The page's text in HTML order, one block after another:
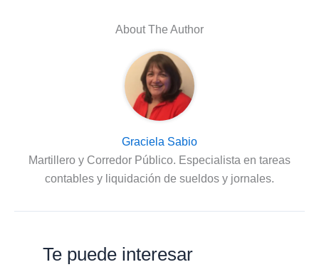
About The Author
Graciela Sabio
Martillero y Corredor Público. Especialista en tareas
contables y liquidación de sueldos y jornales.
Te puede interesar